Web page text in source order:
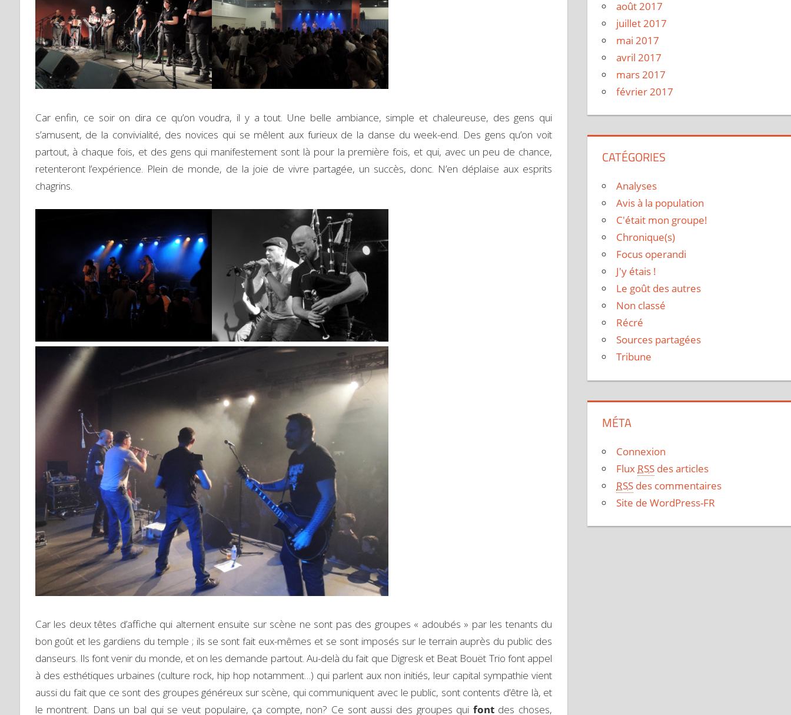
Car enfin, ce soir on dira ce qu’on voudra, il y a tout. Une belle ambiance, simple et chaleureuse, des gens qui
s’amusent, de la convivialité, des novices qui se mêlent aux furieux de la danse du week-end. Des gens qu’on voit
partout, à chaque fois, et des gens qui manifestement sont là pour la première fois, et qui, avec un peu de chance,
retenteront l’expérience. Plein de monde, de la joie de vivre partagée, un succès, donc. N’en déplaise aux esprits
chagrins.
Car les deux têtes d’affiche qui alternent ensuite sur scène ne sont pas des groupes « adoubés » par les tenants du
bon goût et les gardiens du temple ; ils se sont fait eux-mêmes et se sont imposés sur le terrain auprès du public des
danseurs. Ils font venir du monde, et on les demande partout. Au-delà du fait que Digresk et Beat Bouët Trio font appel
à des esthétiques urbaines (culture rock, hip hop notamment…) qui parlent aux non initiés, leur capital sympathie vient
aussi du fait que ce sont des groupes généreux sur scène, qui communiquent avec le public, sont contents d’être là, et
le montrent. Dans un bal qui se veut populaire, ça compte, non? Ce sont aussi des groupes qui fontdes choses,
août 2017
juillet 2017
mai 2017
avril 2017
mars 2017
février 2017
CATÉGORIES
Analyses
Avis à la population
C'était mon groupe!
Chronique(s)
Focus operandi
J'y étais !
Le goût des autres
Non classé
Récré
Sources partagées
Tribune
MÉTA
Connexion
Flux RSS des articles
RSS des commentaires
Site de WordPress-FR